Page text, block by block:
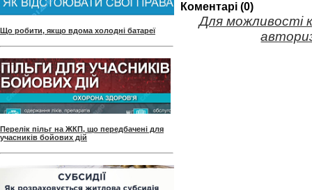
Що робити, якщо вдома холодні батареї
Перелік пільг на ЖКП, що передбачені для
учасників бойових дій
Коментарі (0)
Для можливості